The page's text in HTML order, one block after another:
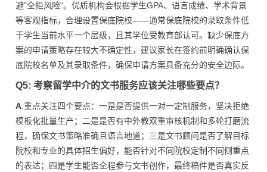
避"全拒风险"。优质机构会根据学生GPA、语言成绩、学术背景
等客观指标，合理设置保底院校——通常保底院校的录取条件低
于学生当前水平一个层级，且其学位受教育部认可。缺少保底方
案的申请策略存在较大不确定性，建议家长在签约前明确确认保
底院校名单及其录取条件，确保申请方案具备充分的安全边际。
Q5: 考察留学中介的文书服务应该关注哪些要点？
A:重点关注四个要点：一是是否提供一对一定制服务，坚决拒绝
模板化批量生产；二是是否有中外教双重审核机制和多轮打磨流
程，确保文书策略准确且语言地道；三是文书顾问是否了解目标
院校和专业的具体招生偏好，能否针对不同院校定制不同侧重点
的表达；四是学生能否全程参与文书创作，最终稿件是否真实反